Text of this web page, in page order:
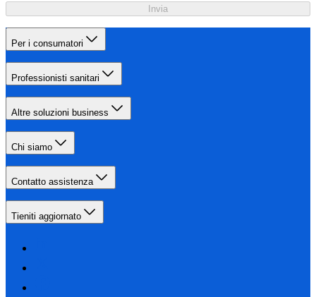
Invia
Per i consumatori
Professionisti sanitari
Altre soluzioni business
Chi siamo
Contatto assistenza
Tieniti aggiornato